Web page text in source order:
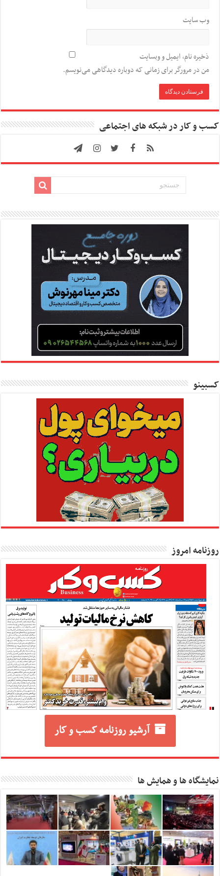
وب‌ سایت
ذخیره نام، ایمیل و وبسایت
من در مرورگر برای زمانی که دوباره دیدگاهی می‌نویسم.
کسب و کار در شبکه های اجتماعی
کسبینو
روزنامه امروز
آرشیو روزنامه کسب و کار
نمایشگاه ها و همایش ها